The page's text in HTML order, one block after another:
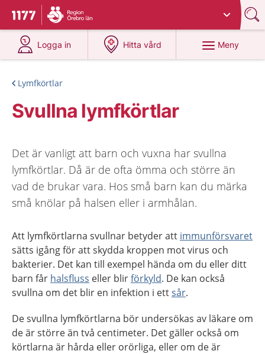
Till startsidan för 1177
Du har valt region
Logga in
på 1177.se
Hitta vård
på 1177.se
Meny
Lymfkörtlar
Svullna lymfkörtlar
Det är vanligt att barn och vuxna har svullna
lymfkörtlar. Då är de ofta ömma och större än
vad de brukar vara. Hos små barn kan du märka
små knölar på halsen eller i armhålan.
Att lymfkörtlarna svullnar betyder att immunförsvaret
sätts igång för att skydda kroppen mot virus och
bakterier. Det kan till exempel hända om du eller ditt
barn får halsfluss eller blirförkyld. De kan också
svullna om det blir en infektion i ettsår.
De svullna lymfkörtlarna bör undersökas av läkare om
de är större än två centimeter. Det gäller också om
körtlarna är hårda eller orörliga, eller om de är